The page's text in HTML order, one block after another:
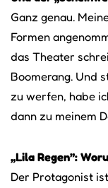
Ganz genau.
Formen
das Theater
Boomerang. Und
zu werfen, habe
dann zu meinem
„Lila Regen”:
Der Protagonist